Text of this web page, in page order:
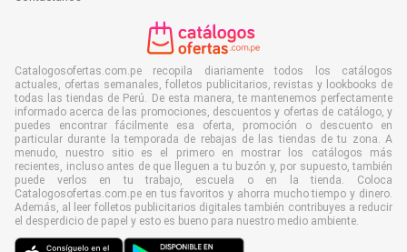
Catalogosofertas.com.pe recopila diariamente todos los catálogos
actuales, ofertas semanales, folletos publicitarios, revistas y lookbooks de
todas las tiendas de Perú. De esta manera, te mantenemos perfectamente
informado acerca de las promociones, descuentos y ofertas de catálogo, y
puedes encontrar fácilmente esa oferta, promoción o descuento en
particular durante la temporada de rebajas de las tiendas de tu zona. A
menudo, nuestro sitio es el primero en mostrar los catálogos más
recientes, incluso antes de que lleguen a tu buzón y, por supuesto, también
puede verlos en tu trabajo, escuela o en la tienda. Coloca
Catalogosofertas.com.pe en tus favoritos y ahorra mucho tiempo y dinero.
Además, al leer folletos publicitarios digitales también contribuyes a reducir
el desperdicio de papel y esto es bueno para nuestro medio ambiente.